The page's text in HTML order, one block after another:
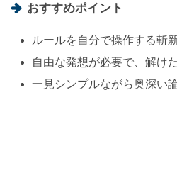
おすすめポイント
ルールを自分で操作する斬
自由な発想が必要で、解け
一見シンプルながら奥深い